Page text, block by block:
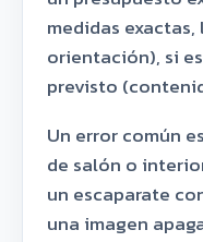
medidas
orientación), si
previsto
Un error común
de salón o
un escaparate
una imagen